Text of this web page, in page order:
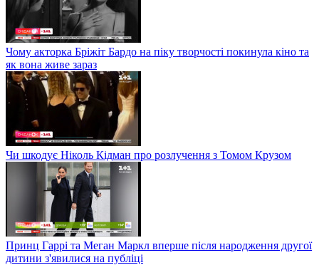
Чому акторка Бріжіт Бардо на піку творчості покинула кіно та
як вона живе зараз
Чи шкодує Ніколь Кідман про розлучення з Томом Крузом
Принц Гаррі та Меган Маркл вперше після народження другої
дитини з'явилися на публіці